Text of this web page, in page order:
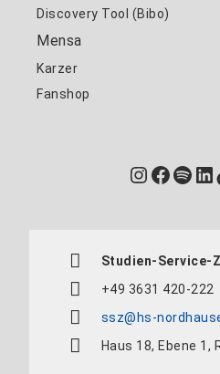
Discovery Tool (Bibo)
Mensa
Karzer
Fanshop
Studien-Service-
+49 3631 420-222
ssz@hs-
Haus 18, Ebene 1,